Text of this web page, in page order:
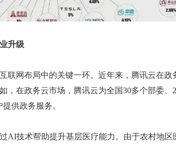
升级
联网布局中的关键一环。近年来，腾讯云在
，在政务云市场，腾讯云为全国30多个部委、
供政务服务。
AI技术帮助提升基层医疗能力。由于农村地